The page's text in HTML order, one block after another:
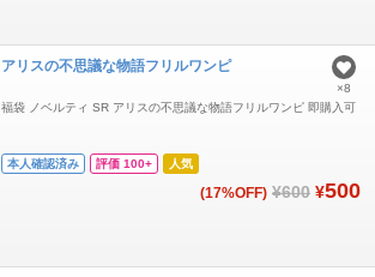
アリスの不思議な物語フリルワンピ
福袋 ノベルティ SR アリスの不思議な物語フリルワンピ 即購入可
本人確認済み 評価 100+ 人気
(17%OFF) ¥600 ¥500
×8